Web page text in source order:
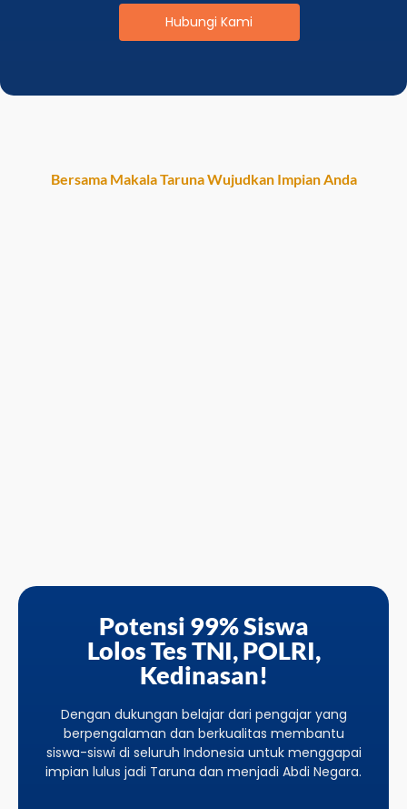
Hubungi Kami
Bersama Makala Taruna Wujudkan Impian Anda
Potensi 99% Siswa
Lolos Tes TNI, POLRI,
Kedinasan!
Dengan dukungan belajar dari pengajar yang
berpengalaman dan berkualitas membantu
siswa-siswi di seluruh Indonesia untuk menggapai
impian lulus jadi Taruna dan menjadi Abdi Negara.